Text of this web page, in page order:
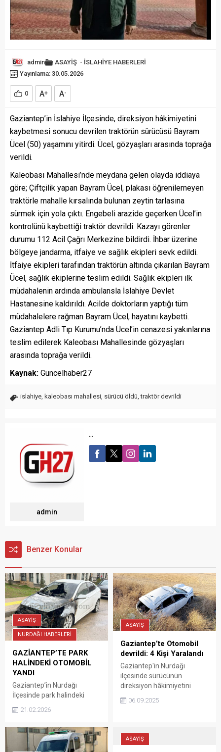
admin ASAYİŞ - İSLAHİYE HABERLERİ
Yayınlama: 30.05.2026
0 A+ A-
Gaziantep’in İslahiye İlçesinde, direksiyon hâkimiyetini
kaybetmesi sonucu devrilen traktörün sürücüsü Bayram
Ücel (50) yaşamını yitirdi. Ücel, gözyaşları arasında toprağa
verildi.
Kaleobası Mahallesi’nde meydana gelen olayda iddiaya
göre; Çiftçilik yapan Bayram Ücel, plakası öğrenilemeyen
traktörle mahalle kırsalında bulunan zeytin tarlasına
sürmek için yola çıktı. Engebeli arazide geçerken Ücel’in
kontrolünü kaybettiği traktör devrildi. Kazayı görenler
durumu 112 Acil Çağrı Merkezine bildirdi. İhbar üzerine
bölgeye jandarma, itfaiye ve sağlık ekipleri sevk edildi.
İtfaiye ekipleri tarafından traktörün altında çıkarılan Bayram
Ücel, sağlık ekiplerine teslim edildi. Sağlık ekipleri ilk
müdahalenin ardında ambulansla İslahiye Devlet
Hastanesine kaldırıldı. Acilde doktorların yaptığı tüm
müdahalelere rağman Bayram Ücel, hayatını kaybetti.
Gaziantep Adli Tıp Kurumu’nda Ücel’in cenazesi yakınlarına
teslim edilerek Kaleobası Mahallesinde gözyaşları
arasında toprağa verildi.
Kaynak: Guncelhaber27
islahiye, kaleobası mahallesi, sürücü öldü,traktör devrildi
admin
...
Benzer Konular
ASAYİŞ
NURDAĞI HABERLERİ
GAZİANTEP’TE PARK
HALİNDEKİ OTOMOBİL
YANDI
Gaziantep’in Nurdağı
İlçesinde park halindeki
hasar oluştu. Nurdağı 6
gece park halindeki
otomobil henüz bilinmyen
21.02.2026
ASAYİŞ
Gaziantep’te Otomobil
devrildi: 4 Kişi Yaralandı
Gaziantep'in Nurdağı
ilçesinde sürücünün
direksiyon hâkimiyetini
gelen kazada, devrilen
06.09.2025
ASAYİŞ